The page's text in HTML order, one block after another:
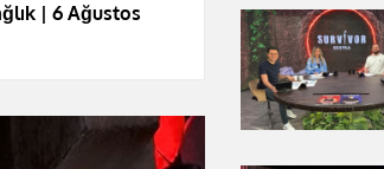
| 6 Ağustos